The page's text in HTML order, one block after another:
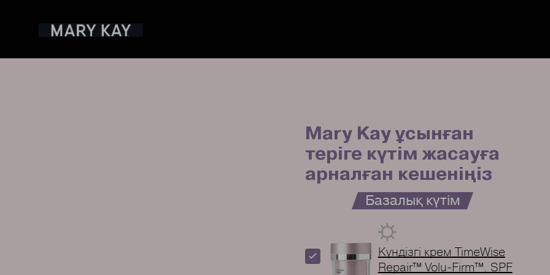
Mary Kay ұсынған
теріге күтім жасауға
арналған кешеніңіз
Базалық күтім
Күндізгі крем TimeWise
Repair™ Volu-Firm™. SPF